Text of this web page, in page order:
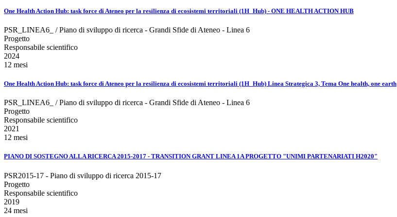
One Health Action Hub: task force di Ateneo per la resilienza di ecosistemi territoriali (1H_Hub) - ONE HEALTH ACTION HUB
PSR_LINEA6_ / Piano di sviluppo di ricerca - Grandi Sfide di Ateneo - Linea 6
Progetto
Responsabile scientifico
2024
12 mesi
One Health Action Hub: task force di Ateneo per la resilienza di ecosistemi territoriali (1H_Hub) Linea Strategica 3, Tema One health, one earth
PSR_LINEA6_ / Piano di sviluppo di ricerca - Grandi Sfide di Ateneo - Linea 6
Progetto
Responsabile scientifico
2021
12 mesi
PIANO DI SOSTEGNO ALLA RICERCA 2015-2017 - TRANSITION GRANT LINEA 1A PROGETTO "UNIMI PARTENARIATI H2020"
PSR2015-17 - Piano di sviluppo di ricerca 2015-17
Progetto
Responsabile scientifico
2019
24 mesi